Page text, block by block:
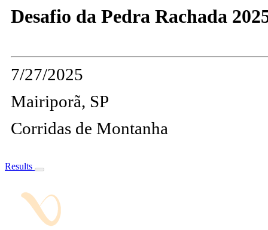
Desafio da Pedra Rachada
7/27/2025
Mairiporã, SP
Corridas de Montanha
Results